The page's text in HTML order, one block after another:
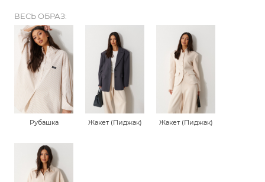
ВЕСЬ ОБРАЗ:
Рубашка Жакет (Пиджак) Жакет (Пиджак)